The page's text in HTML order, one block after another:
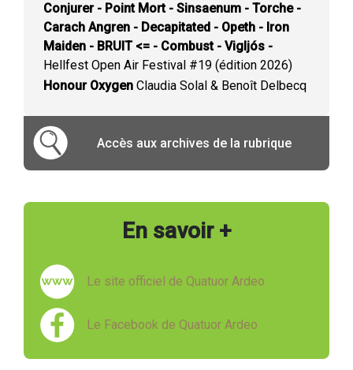
Conjurer - Point Mort - Sinsaenum - Torche -
Carach Angren - Decapitated - Opeth - Iron
Maiden - BRUIT <= - Combust - Vigljós -
Hellfest Open Air Festival #19 (édition 2026)
Honour Oxygen Claudia Solal & Benoît Delbecq
Accès aux archives de la rubrique
En savoir +
Le site officiel de Quatuor Ardeo
Le Facebook de Quatuor Ardeo